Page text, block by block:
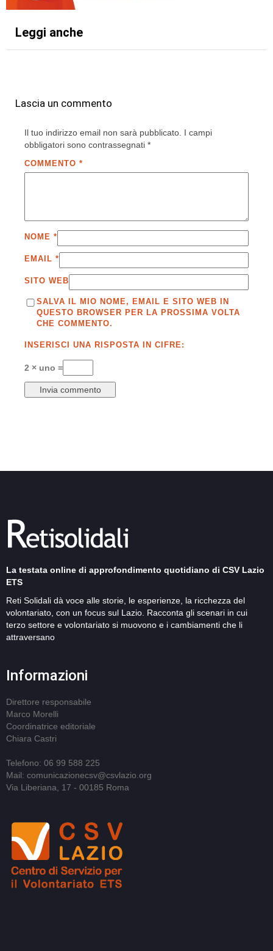
Leggi anche
Lascia un commento
Il tuo indirizzo email non sarà pubblicato. I campi
obbligatori sono contrassegnati *
COMMENTO *
NOME *
EMAIL *
SITO WEB
SALVA IL MIO NOME, EMAIL E SITO WEB IN
QUESTO BROWSER PER LA PROSSIMA VOLTA
CHE COMMENTO.
INSERISCI UNA RISPOSTA IN CIFRE:
2 × uno =
La testata online di approfondimento quotidiano di CSV Lazio
ETS
Reti Solidali dà voce alle storie, le esperienze, la ricchezza del
volontariato, con un focus sul Lazio. Racconta gli scenari in cui
terzo settore e volontariato si muovono e i cambiamenti che li
attraversano
Informazioni
Direttore responsabile
Marco Morelli
Coordinatrice editoriale
Chiara Castri
Telefono: 06 99 588 225
Mail: comunicazionecsv@csvlazio.org
Via Liberiana, 17 - 00185 Roma